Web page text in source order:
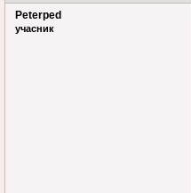
Peterped
учасник